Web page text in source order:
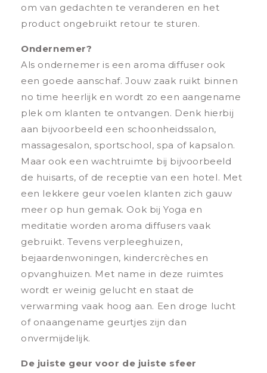
om van gedachten te veranderen en het
product ongebruikt retour te sturen.
Ondernemer?
Als ondernemer is een aroma diffuser ook
een goede aanschaf. Jouw zaak ruikt binnen
no time heerlijk en wordt zo een aangename
plek om klanten te ontvangen. Denk hierbij
aan bijvoorbeeld een schoonheidssalon,
massagesalon, sportschool, spa of kapsalon.
Maar ook een wachtruimte bij bijvoorbeeld
de huisarts, of de receptie van een hotel. Met
een lekkere geur voelen klanten zich gauw
meer op hun gemak. Ook bij Yoga en
meditatie worden aroma diffusers vaak
gebruikt. Tevens verpleeghuizen,
bejaardenwoningen, kindercrèches en
opvanghuizen. Met name in deze ruimtes
wordt er weinig gelucht en staat de
verwarming vaak hoog aan. Een droge lucht
of onaangename geurtjes zijn dan
onvermijdelijk.
De juiste geur voor de juiste sfeer